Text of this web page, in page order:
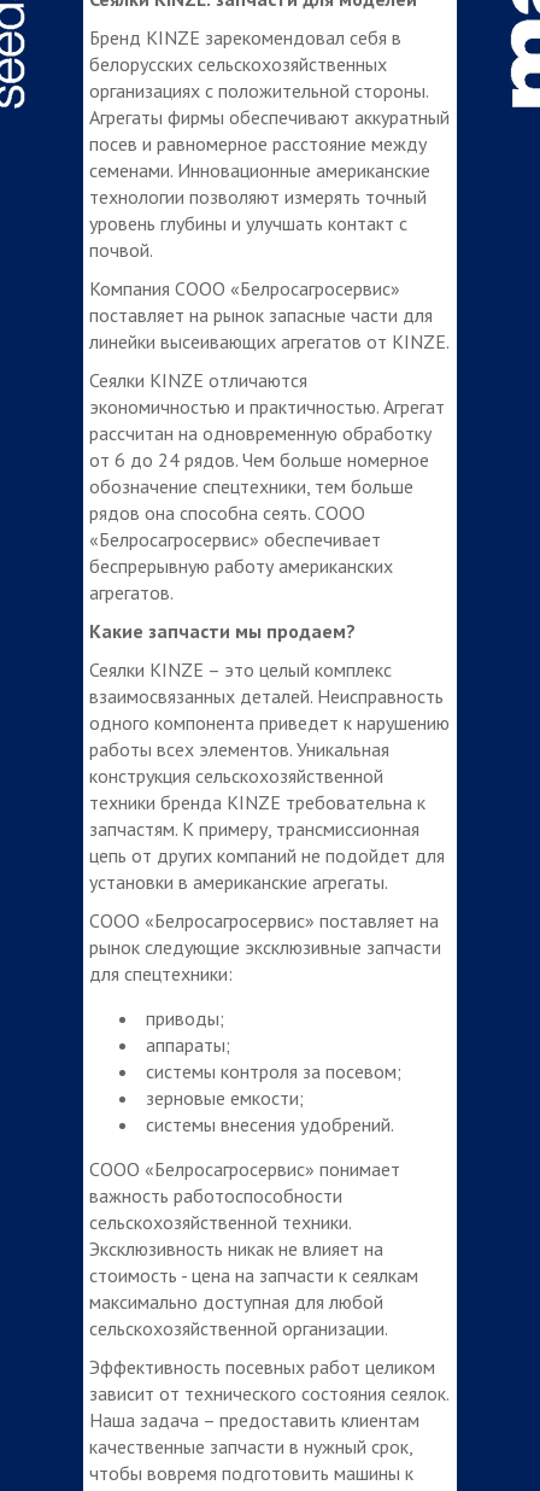
Бренд KINZE зарекомендовал себя в
белорусских сельскохозяйственных
организациях с положительной стороны.
Агрегаты фирмы обеспечивают аккуратный
посев и равномерное расстояние между
семенами. Инновационные американские
технологии позволяют измерять точный
уровень глубины и улучшать контакт с
почвой.
Компания СООО «Белросагросервис»
поставляет на рынок запасные части для
линейки высеивающих агрегатов от KINZE.
Сеялки KINZE отличаются
экономичностью и практичностью. Агрегат
рассчитан на одновременную обработку
от 6 до 24 рядов. Чем больше номерное
обозначение спецтехники, тем больше
рядов она способна сеять. СООО
«Белросагросервис» обеспечивает
беспрерывную работу американских
агрегатов.
Какие запчасти мы продаем?
Сеялки KINZE – это целый комплекс
взаимосвязанных деталей. Неисправность
одного компонента приведет к нарушению
работы всех элементов. Уникальная
конструкция сельскохозяйственной
техники бренда KINZE требовательна к
запчастям. К примеру, трансмиссионная
цепь от других компаний не подойдет для
установки в американские агрегаты.
СООО «Белросагросервис» поставляет на
рынок следующие эксклюзивные запчасти
для спецтехники:
приводы;
аппараты;
системы контроля за посевом;
зерновые емкости;
системы внесения удобрений.
СООО «Белросагросервис» понимает
важность работоспособности
сельскохозяйственной техники.
Эксклюзивность никак не влияет на
стоимость - цена на запчасти к сеялкам
максимально доступная для любой
сельскохозяйственной организации.
Эффективность посевных работ целиком
зависит от технического состояния сеялок.
Наша задача – предоставить клиентам
качественные запчасти в нужный срок,
чтобы вовремя подготовить машины к